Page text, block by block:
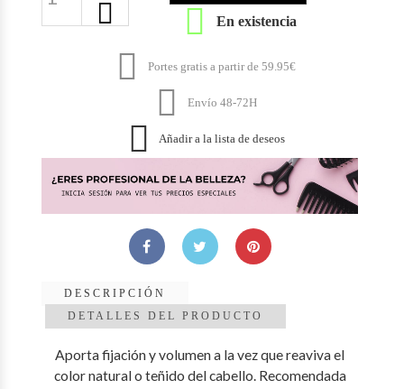
 En existencia
 Portes gratis a partir de 59.95€
 Envío 48-72H
 Añadir a la lista de deseos
DESCRIPCIÓN
DETALLES DEL PRODUCTO
Aporta fijación y volumen a la vez que reaviva el
color natural o teñido del cabello. Recomendada